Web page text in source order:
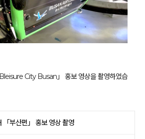
City Busan」 홍보 영상을 촬영하였습
「부산편」 홍보 영상 촬영